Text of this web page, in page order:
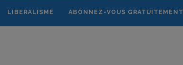
LIBERALISME ABONNEZ-VOUS GRATUITEMENT